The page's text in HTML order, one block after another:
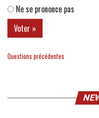
Ne se prononce pas
Questions précédentes